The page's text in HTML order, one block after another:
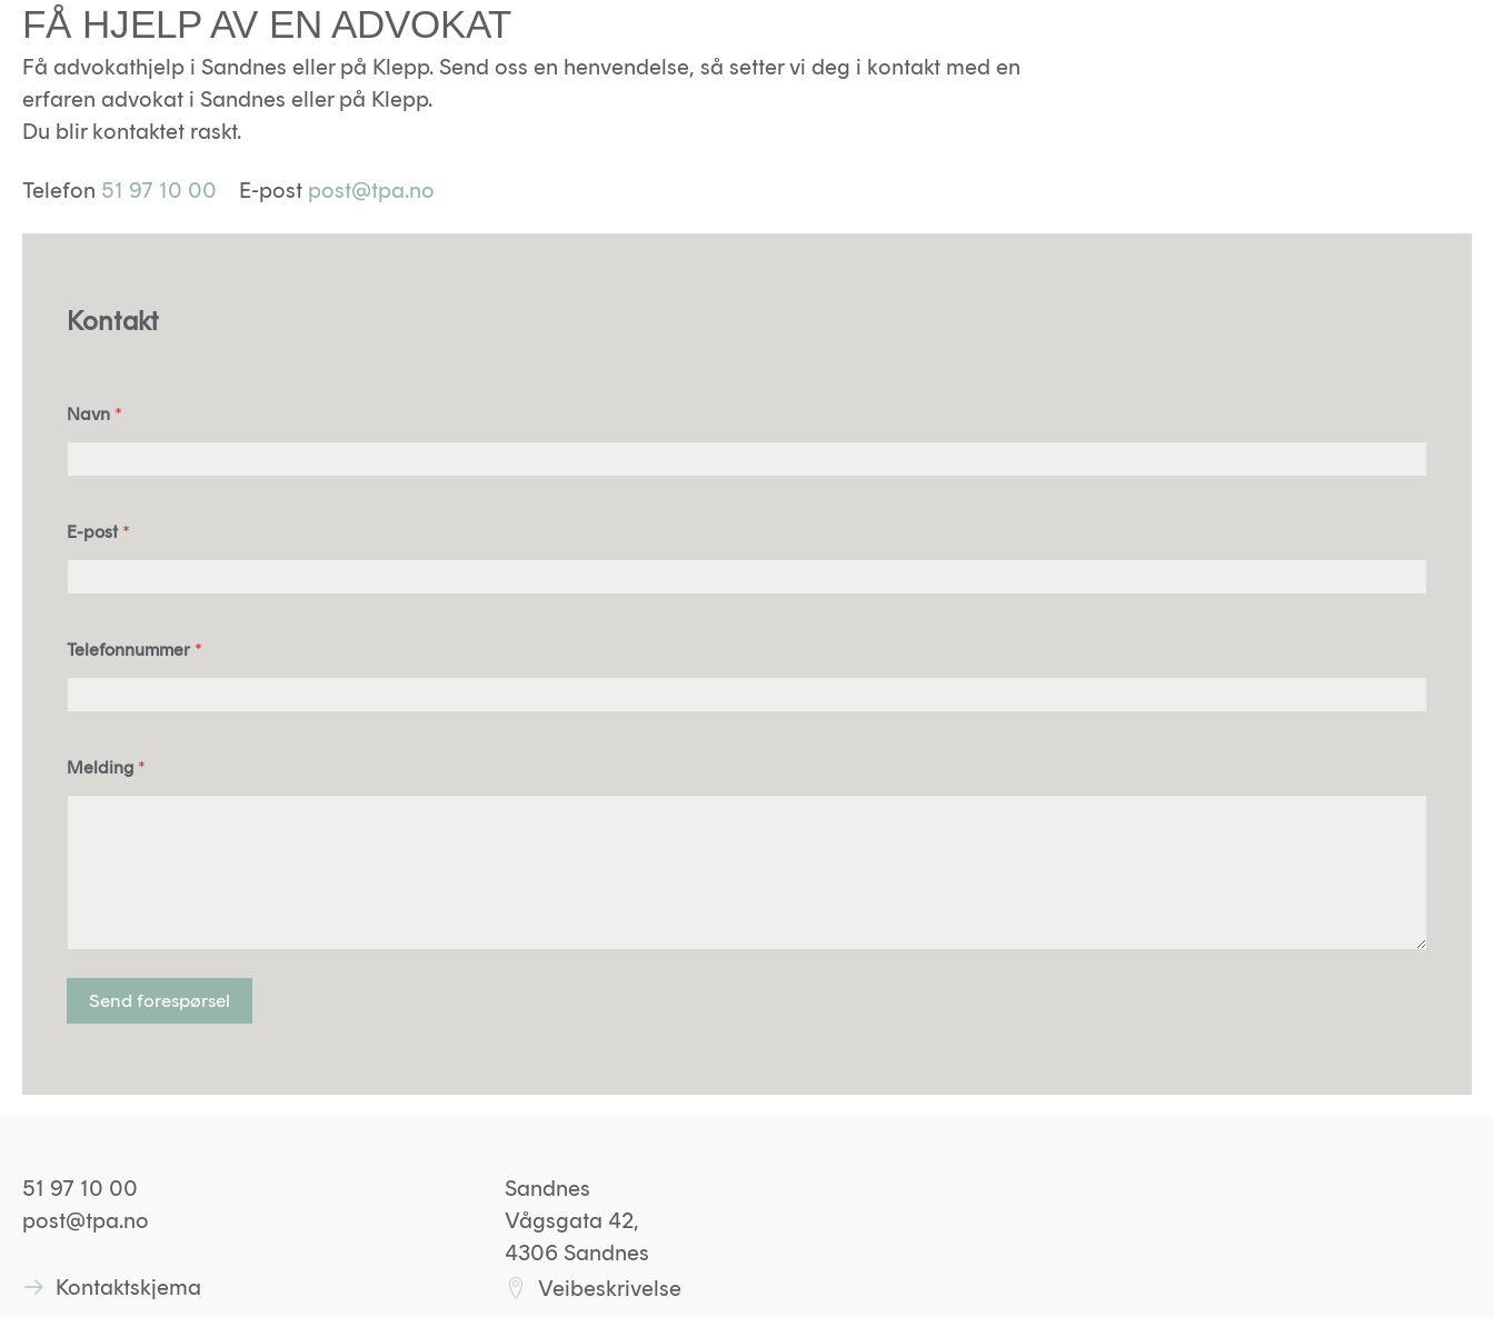
FÅ HJELP AV EN ADVOKAT
Få advokathjelp i Sandnes eller på Klepp. Send oss en henvendelse, så setter vi deg i kontakt med en
erfaren advokat i Sandnes eller på Klepp.
Du blir kontaktet raskt.
Telefon 51 97 10 00 E-post post@tpa.no
Kontakt
Navn *
E-post *
Telefonnummer *
Melding *
Send forespørsel
51 97 10 00
post@tpa.no
Lenke til kontaktskjema
Kontaktskjema
Sandnes
Vågsgata 42,
4306 Sandnes
Lenke til Sandneskontoret på Google maps
Veibeskrivelse